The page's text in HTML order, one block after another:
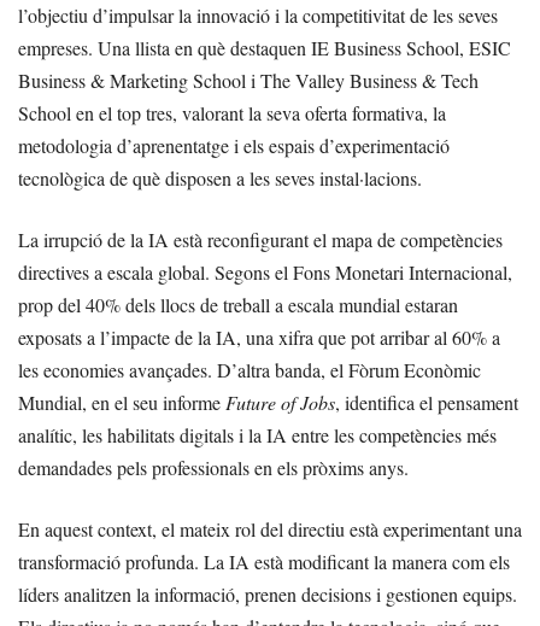
l’objectiu d’impulsar la innovació i la competitivitat de les seves
empreses. Una llista en què destaquen IE Business School, ESIC
Business & Marketing School i The Valley Business & Tech
School en el top tres, valorant la seva oferta formativa, la
metodologia d’aprenentatge i els espais d’experimentació
tecnològica de què disposen a les seves instal·lacions.
La irrupció de la IA està reconfigurant el mapa de competències
directives a escala global. Segons el Fons Monetari Internacional,
prop del 40% dels llocs de treball a escala mundial estaran
exposats a l’impacte de la IA, una xifra que pot arribar al 60% a
les economies avançades. D’altra banda, el Fòrum Econòmic
Mundial, en el seu informe Future of Jobs, identifica el pensament
analític, les habilitats digitals i la IA entre les competències més
demandades pels professionals en els pròxims anys.
En aquest context, el mateix rol del directiu està experimentant una
transformació profunda. La IA està modificant la manera com els
líders analitzen la informació, prenen decisions i gestionen equips.